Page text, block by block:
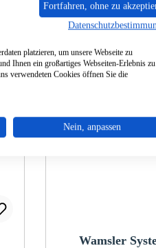
Wamsler
Fortfahren, ohne zu
platzieren, um unsere Webseite zu
Ihnen ein großartiges Webseiten-Erlebnis zu
verwendeten Cookies öffnen Sie die
Nein, anpassen